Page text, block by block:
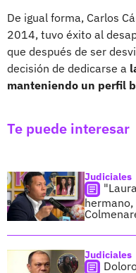
De igual forma, Carlos
2014, tuvo éxito al
que después de ser
decisión de dedicarse a
manteniendo un perfil
Te puede interesar
Judiciales
Judiciales